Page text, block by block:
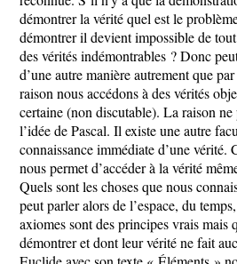
démontrer la vérité quel est le
démontrer il devient impossible de
des vérités indémontrables ? Donc
d’une autre manière autrement que
raison nous accédons à des vérités
certaine (non discutable). La raison ne
l’idée de Pascal. Il existe une autre
connaissance immédiate d’une vérité.
nous permet d’accéder à la vérité
Quels sont les choses que nous
peut parler alors de l’espace, du
axiomes sont des principes vrais mais
démontrer et dont leur vérité ne fait